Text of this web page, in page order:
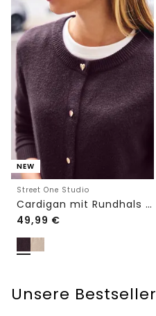
NEW
Street One Studio
Cardigan mit Rundhals und Knöpfen
49,99 €
Unsere Bestseller